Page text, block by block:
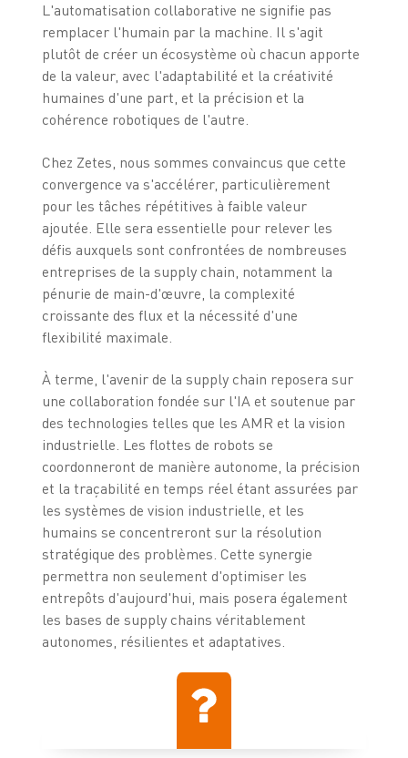
L'automatisation collaborative ne signifie pas
remplacer l'humain par la machine. Il s'agit
plutôt de créer un écosystème où chacun apporte
de la valeur, avec l'adaptabilité et la créativité
humaines d'une part, et la précision et la
cohérence robotiques de l'autre.
Chez Zetes, nous sommes convaincus que cette
convergence va s'accélérer, particulièrement
pour les tâches répétitives à faible valeur
ajoutée. Elle sera essentielle pour relever les
défis auxquels sont confrontées de nombreuses
entreprises de la supply chain, notamment la
pénurie de main-d'œuvre, la complexité
croissante des flux et la nécessité d'une
flexibilité maximale.
À terme, l'avenir de la supply chain reposera sur
une collaboration fondée sur l'IA et soutenue par
des technologies telles que les AMR et la vision
industrielle. Les flottes de robots se
coordonneront de manière autonome, la précision
et la traçabilité en temps réel étant assurées par
les systèmes de vision industrielle, et les
humains se concentreront sur la résolution
stratégique des problèmes. Cette synergie
permettra non seulement d'optimiser les
entrepôts d'aujourd'hui, mais posera également
les bases de supply chains véritablement
autonomes, résilientes et adaptatives.